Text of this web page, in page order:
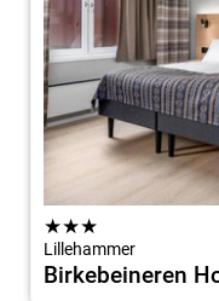
★★★
Lillehammer
Birkebeineren